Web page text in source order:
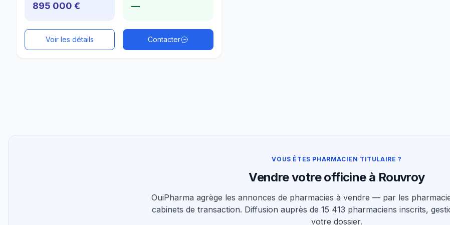
895 000 € —
Voir les détails Contacter
VOUS ÊTES PHARMACIEN TITULAIRE ?
Vendre votre officine à Rouvroy
OuiPharma agrège les annonces de pharmacies à vendre — par les
cabinets de transaction. Diffusion auprès de 15 413 pharmaciens inscrits,
votre dossier.